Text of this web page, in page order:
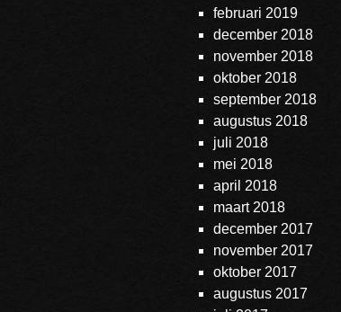
februari 2019
december 2018
november 2018
oktober 2018
september 2018
augustus 2018
juli 2018
mei 2018
april 2018
maart 2018
december 2017
november 2017
oktober 2017
augustus 2017